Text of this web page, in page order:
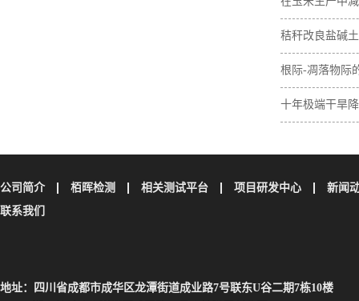
肥间作增加土
素含量
秸秆改良盐碱
与无机碳损失
根际-凋落物际
壤碳取决于植
十年极端干旱
公司简介 栢晖检测 相关测试平台 项目研发中心
新闻
联系我们
地址：四川省成都市成华区龙潭街道成业路7号联东U谷二期7栋10楼